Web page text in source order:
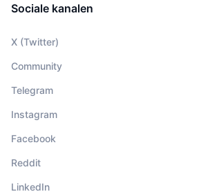
Sociale kanalen
X (Twitter)
Community
Telegram
Instagram
Facebook
Reddit
LinkedIn